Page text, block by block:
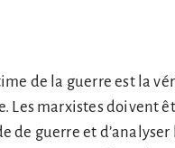
de la guerre est la
Les marxistes doivent
de guerre et